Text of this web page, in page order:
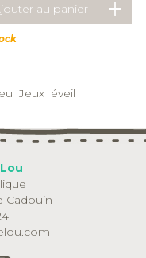
Jeux éveil
Cadouin